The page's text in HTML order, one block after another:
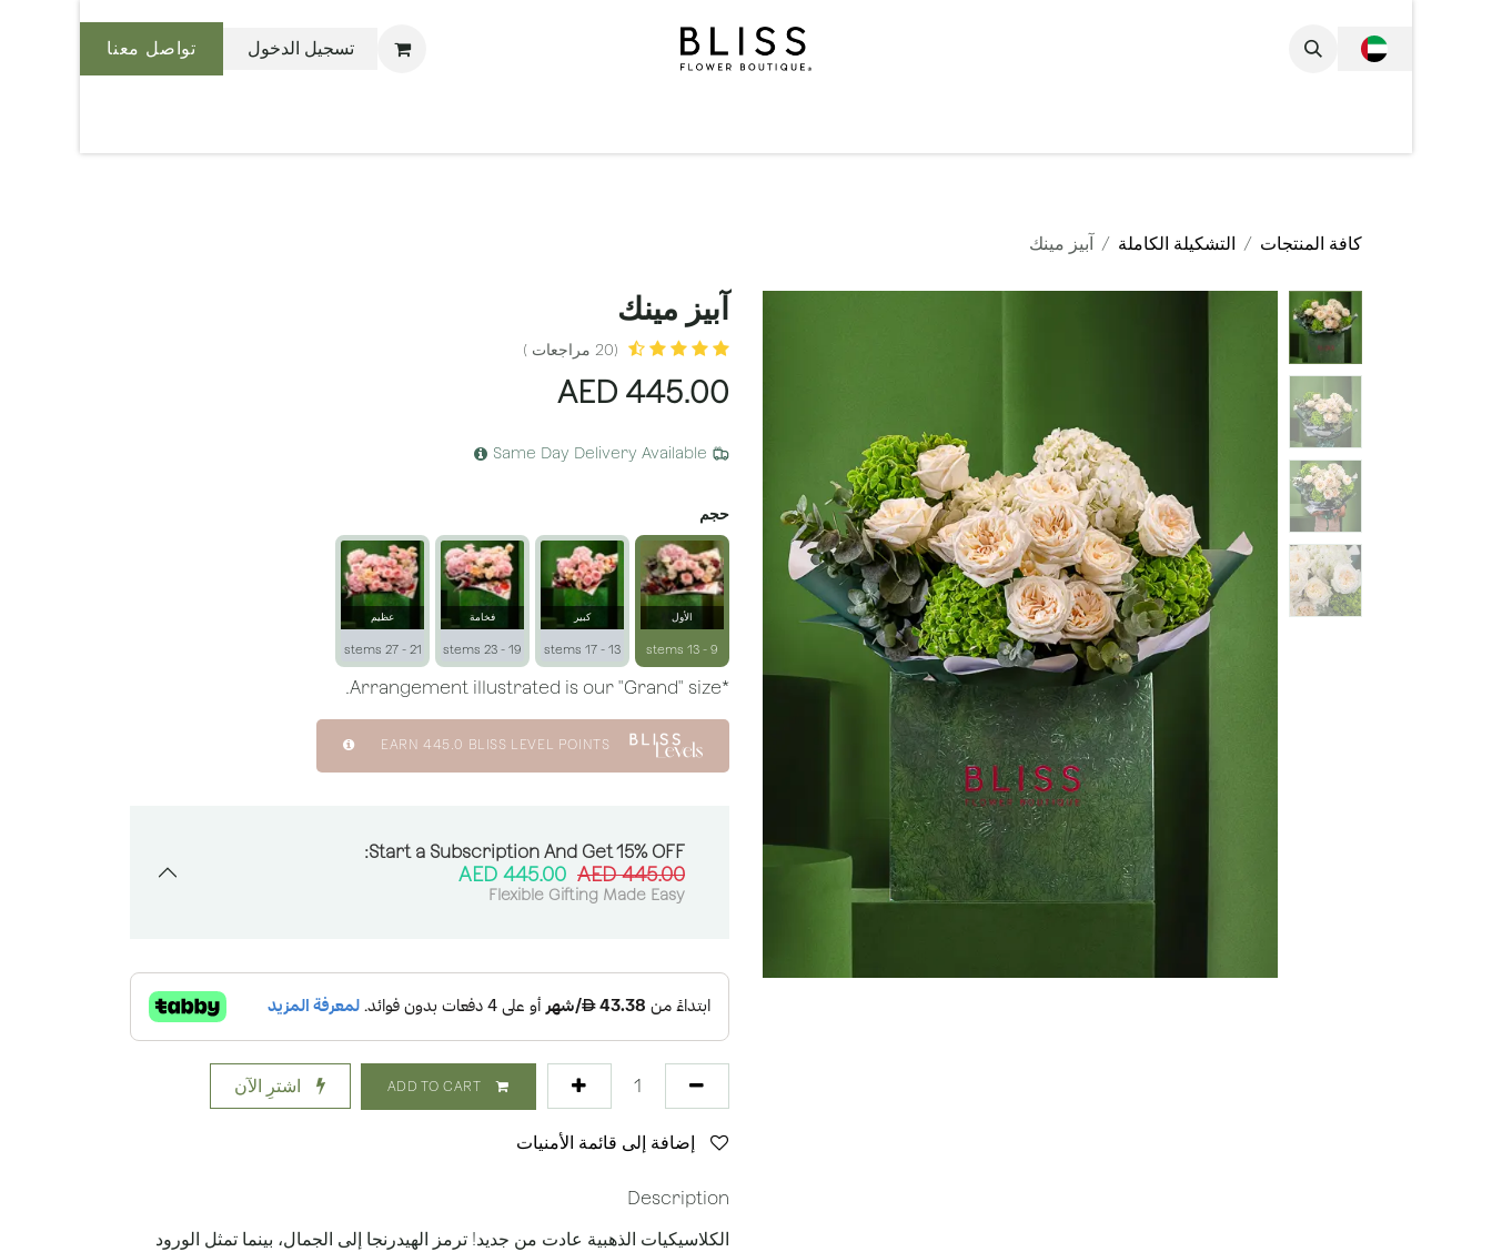
تسجيل الدخول تواصل معنا
كافة المنتجات التشكيلة الكاملة آبيز مينك
آبيز مينك
(20 مراجعات )
445.00
Same Day Delivery Available
حجم
الأول
9 - 13 stems
كبير
13 - 17 stems
فخامة
19 - 23 stems
عظيم
21 - 27 stems
*Arrangement illustrated is our "Grand" size.
EARN 445.0 BLISS LEVEL POINTS
Start a Subscription And Get 15% OFF:
445.00
AED
445.00
Flexible Gifting Made Easy
اشترِ الآن
Description
الكلاسيكيات الذهبية عادت من جديد! ترمز الهيدرنجا إلى الجمال، بينما تمثل الورود